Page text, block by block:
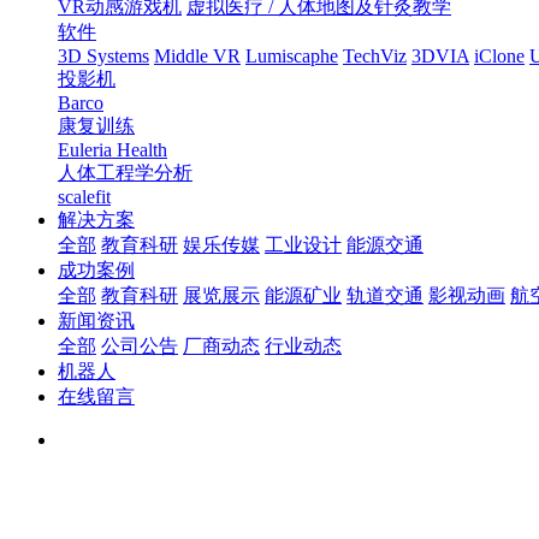
VR动感游戏机 虚拟医疗 / 人体地图及针灸教学
软件
3D Systems Middle VR Lumiscaphe TechViz 3DVIA iClone
投影机
Barco
康复训练
Euleria Health
人体工程学分析
scalefit
解决方案
全部 教育科研 娱乐传媒 工业设计 能源交通
成功案例
全部 教育科研 展览展示 能源矿业 轨道交通 影视动画 航
新闻资讯
全部 公司公告 厂商动态 行业动态
机器人
在线留言